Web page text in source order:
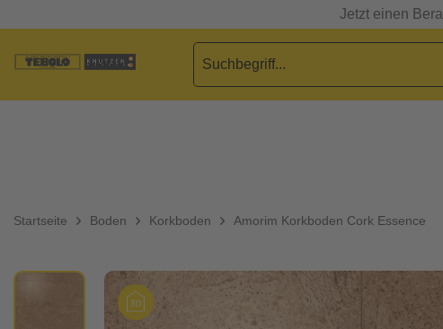
Jetzt einen
Startseite Boden Korkboden Amorim Korkboden Cork Essence